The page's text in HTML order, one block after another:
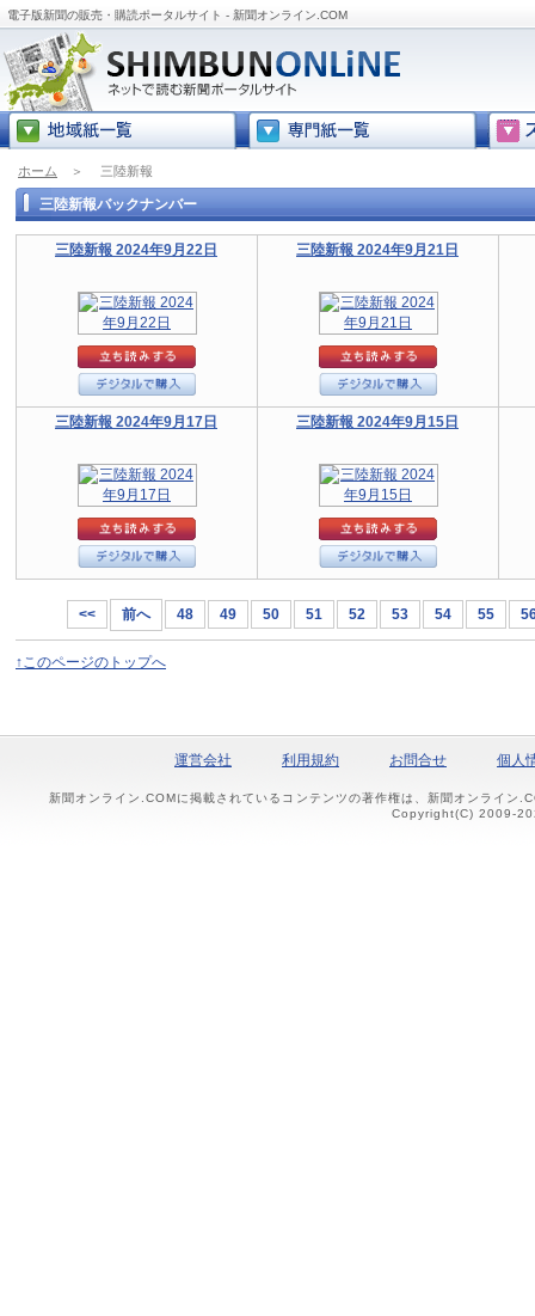
電子版新聞の販売・購読ポータルサイト - 新聞オンライン.COM
ホーム ＞ 三陸新報
三陸新報バックナンバー
三陸新報 2024年9月22日 三陸新報 2024年9月21日
三陸新報 2024年9月17日 三陸新報 2024年9月15日
<< 前へ 48 49 50 51 52 53 54 55
↑このページのトップへ
運営会社 利用規約 お問合せ 個人
新聞オンライン.COMに掲載されているコンテンツの著作権は、新聞オンライン
Copyright(C) 2009-